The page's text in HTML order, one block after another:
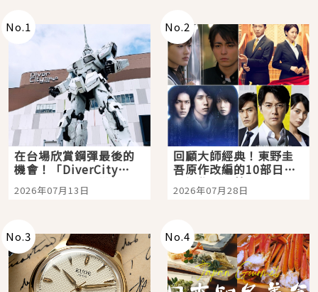
No.1
在台場欣賞鋼彈最後的
機會！「DiverCity
Tokyo Plaza」搭船、
購物、美食及夜景，一
2026年07月13日
No.2
回顧大師經典！東野圭
吾原作改編的10部日本
影視作品推薦
2026年07月28日
No.3 No.4